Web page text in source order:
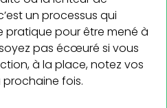
un processus qui
pour être mené à
pas écœuré si vous
à la place, notez vos
prochaine fois.